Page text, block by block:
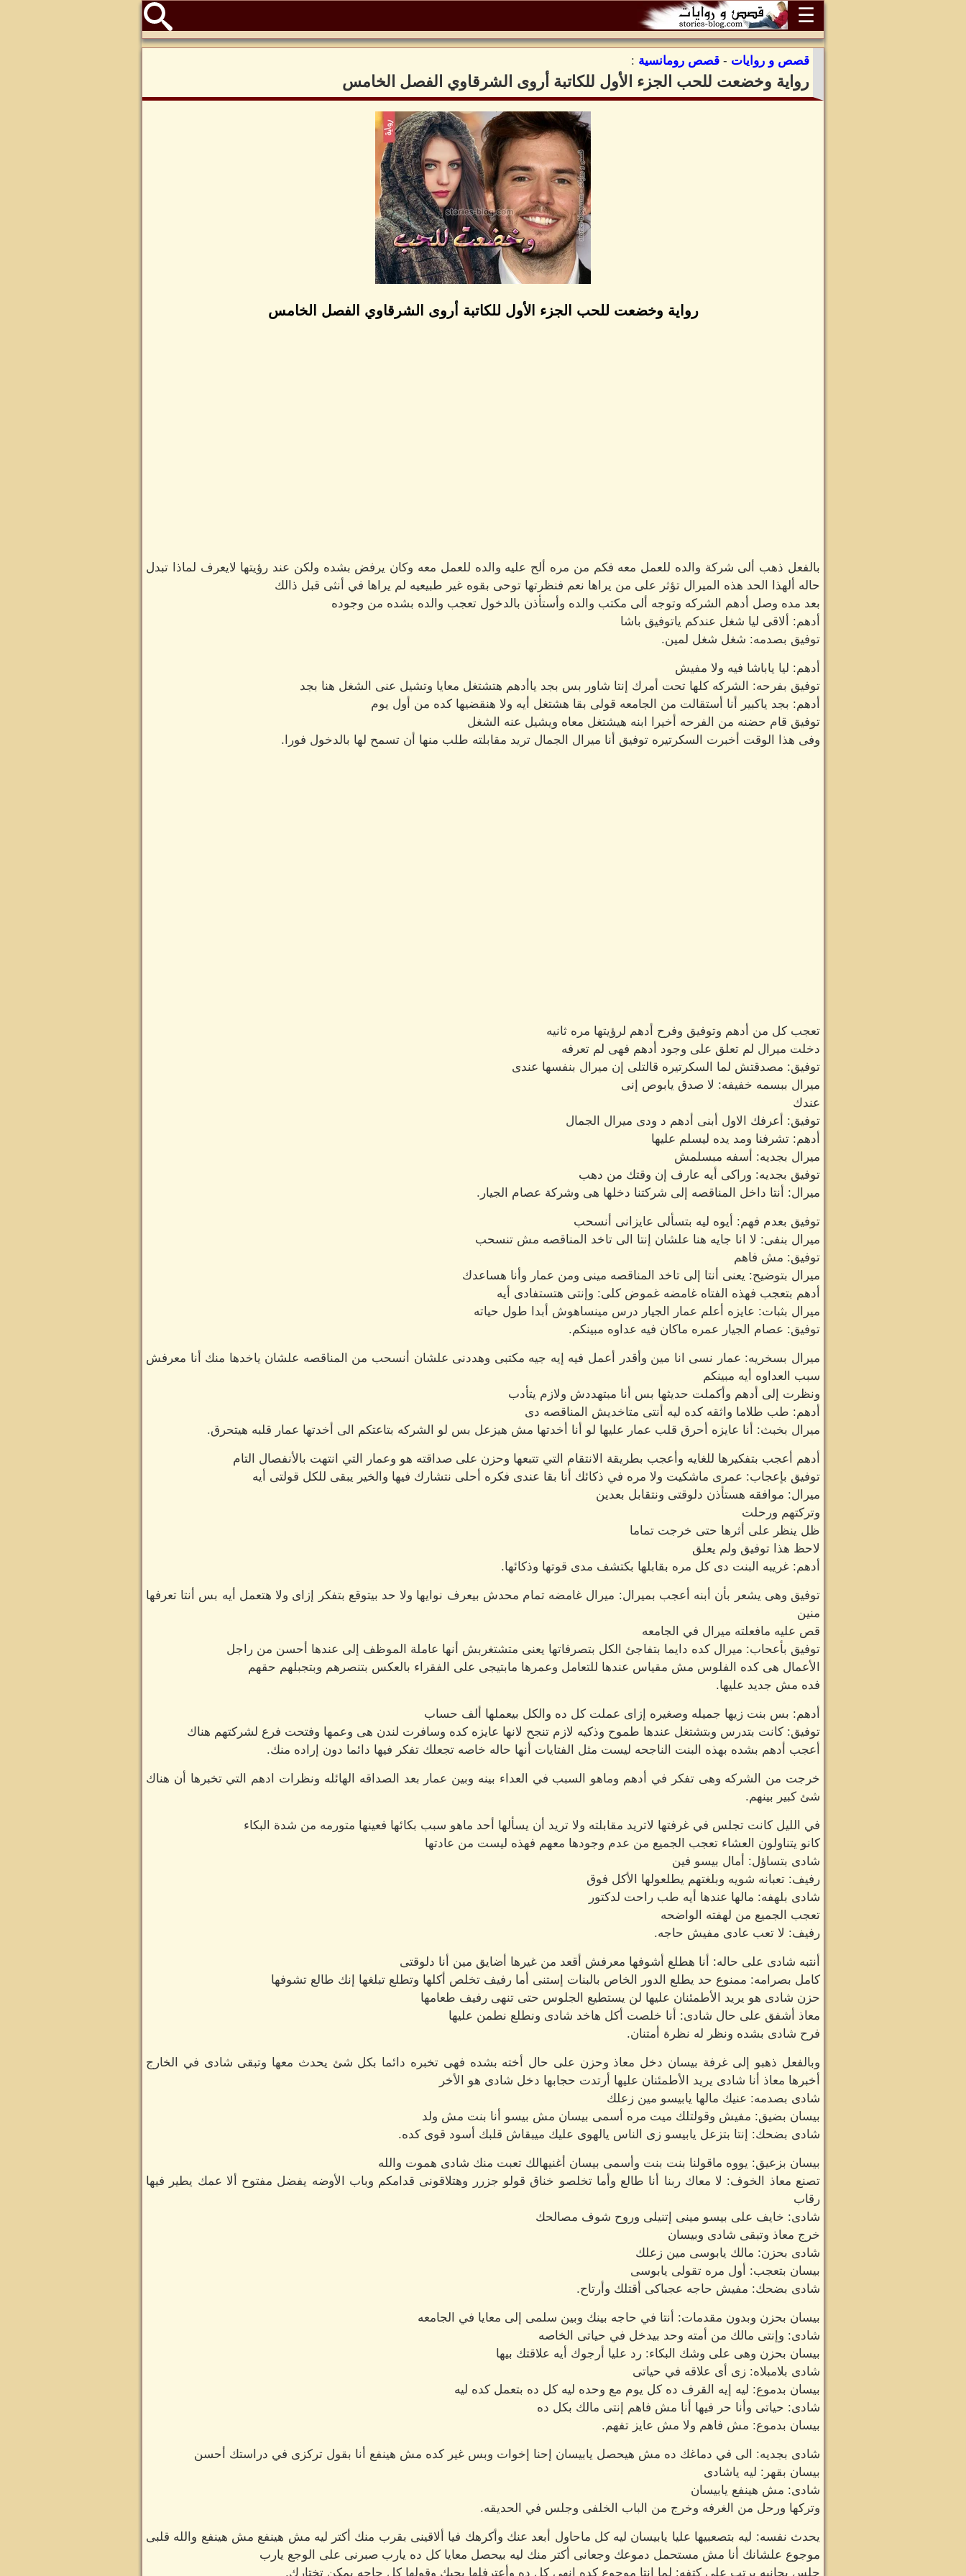
☰
قصص و روايات - قصص رومانسية :
رواية وخضعت للحب الجزء الأول للكاتبة أروى الشرقاوي الفصل الخامس
رواية وخضعت للحب الجزء الأول للكاتبة أروى الشرقاوي الفصل الخامس
بالفعل ذهب ألى شركة والده للعمل معه فكم من مره ألح عليه والده للعمل معه وكان يرفض بشده ولكن عند رؤيتها لايعرف لماذا تبدل
حاله ألهذا الحد هذه الميرال تؤثر على من يراها نعم فنظرتها توحى بقوه غير طبيعيه لم يراها في أنثى قبل ذالك
بعد مده وصل أدهم الشركه وتوجه ألى مكتب والده وأستأذن بالدخول تعجب والده بشده من وجوده
أدهم: ألاقى ليا شغل عندكم ياتوفيق باشا
توفيق بصدمه: شغل شغل لمين.
أدهم: ليا ياباشا فيه ولا مفيش
توفيق بفرحه: الشركه كلها تحت أمرك إنتا شاور بس بجد ياأدهم هتشتغل معايا وتشيل عنى الشغل هنا بجد
أدهم: بجد ياكبير أنا أستقالت من الجامعه قولى بقا هشتغل أيه ولا هنقضيها كده من أول يوم
توفيق قام حضنه من الفرحه أخيرا ابنه هيشتغل معاه ويشيل عنه الشغل
وفى هذا الوقت أخبرت السكرتيره توفيق أنا ميرال الجمال تريد مقابلته طلب منها أن تسمح لها بالدخول فورا.
تعجب كل من أدهم وتوفيق وفرح أدهم لرؤيتها مره ثانيه
دخلت ميرال لم تعلق على وجود أدهم فهى لم تعرفه
توفيق: مصدقتش لما السكرتيره قالتلى إن ميرال بنفسها عندى
ميرال ببسمه خفيفه: لا صدق يابوص إنى
عندك
توفيق: أعرفك الاول أبنى أدهم د ودى ميرال الجمال
أدهم: تشرفنا ومد يده ليسلم عليها
ميرال بجديه: أسفه مبسلمش
توفيق بجديه: وراكى أيه عارف إن وقتك من دهب
ميرال: أنتا داخل المناقصه إلى شركتنا دخلها هى وشركة عصام الجيار.
توفيق بعدم فهم: أيوه ليه بتسألى عايزانى أنسحب
ميرال بنفى: لا انا جايه هنا علشان إنتا الى تاخد المناقصه مش تنسحب
توفيق: مش فاهم
ميرال بتوضيح: يعنى أنتا إلى تاخد المناقصه مينى ومن عمار وأنا هساعدك
أدهم بتعجب فهذه الفتاه غامضه غموض كلى: وإنتى هتستفادى أيه
ميرال بثبات: عايزه أعلم عمار الجيار درس مينساهوش أبدا طول حياته
توفيق: عصام الجيار عمره ماكان فيه عداوه مبينكم.
ميرال بسخريه: عمار نسى انا مين وأقدر أعمل فيه إيه جيه مكتبى وهددنى علشان أنسحب من المناقصه علشان ياخدها منك أنا معرفش
سبب العداوه أيه مبينكم
ونظرت إلى أدهم وأكملت حديثها بس أنا مبتهددش ولازم يتأدب
أدهم: طب طلاما واثقه كده ليه أنتى متاخديش المناقصه دى
ميرال بخبث: أنا عايزه أحرق قلب عمار عليها لو أنا أخدتها مش هيزعل بس لو الشركه بتاعتكم الى أخدتها عمار قلبه هيتحرق.
أدهم أعجب بتفكيرها للغايه وأعجب بطريقة الانتقام التي تتبعها وحزن على صداقته هو وعمار التي انتهت بالأنفصال التام
توفيق بإعجاب: عمرى ماشكيت ولا مره في ذكائك أنا بقا عندى فكره أحلى نتشارك فيها والخير يبقى للكل قولتى أيه
ميرال: موافقه هستأذن دلوقتى ونتقابل بعدين
وتركتهم ورحلت
ظل ينظر على أثرها حتى خرجت تماما
لاحظ هذا توفيق ولم يعلق
أدهم: غريبه البنت دى كل مره بقابلها بكتشف مدى قوتها وذكائها.
توفيق وهى يشعر بأن أبنه أعجب بميرال: ميرال غامضه تمام محدش بيعرف نوايها ولا حد بيتوقع بتفكر إزاى ولا هتعمل أيه بس أنتا تعرفها
منين
قص عليه مافعلته ميرال في الجامعه
توفيق بأعحاب: ميرال كده دايما بتفاجئ الكل بتصرفاتها يعنى متشتغربش أنها عاملة الموظف إلى عندها أحسن من راجل
الأعمال هى كده الفلوس مش مقياس عندها للتعامل وعمرها مابتيجى على الفقراء بالعكس بتنصرهم وبتجبلهم حقهم
فده مش جديد عليها.
أدهم: بس بنت زيها جميله وصغيره إزاى عملت كل ده والكل بيعملها ألف حساب
توفيق: كانت بتدرس وبتشتغل عندها طموح وذكيه لازم تنجح لانها عايزه كده وسافرت لندن هى وعمها وفتحت فرع لشركتهم هناك
أعجب أدهم بشده بهذه البنت الناجحه ليست مثل الفتايات أنها حاله خاصه تجعلك تفكر فيها دائما دون إراده منك.
خرجت من الشركه وهى تفكر في أدهم وماهو السبب في العداء بينه وبين عمار بعد الصداقه الهائله ونظرات ادهم التي تخبرها أن هناك
شئ كبير بينهم.
في الليل كانت تجلس في غرفتها لاتريد مقابلته ولا تريد أن يسألها أحد ماهو سبب بكائها فعينها متورمه من شدة البكاء
كانو يتناولون العشاء تعجب الجميع من عدم وجودها معهم فهذه ليست من عادتها
شادى بتساؤل: أمال بيسو فين
رفيف: تعبانه شويه وبلغتهم يطلعولها الأكل فوق
شادى بلهفه: مالها عندها أيه طب راحت لدكتور
تعجب الجميع من لهفته الواضحه
رفيف: لا تعب عادى مفيش حاجه.
أنتبه شادى على حاله: أنا هطلع أشوفها معرفش أقعد من غيرها أضايق مين أنا دلوقتى
كامل بصرامه: ممنوع حد يطلع الدور الخاص بالبنات إستنى أما رفيف تخلص أكلها وتطلع تبلغها إنك طالع تشوفها
حزن شادى هو يريد الأطمئنان عليها لن يستطيع الجلوس حتى تنهى رفيف طعامها
معاذ أشفق على حال شادى: أنا خلصت أكل هاخد شادى ونطلع نطمن عليها
فرح شادى بشده ونظر له نظرة أمتنان.
وبالفعل ذهبو إلى غرفة بيسان دخل معاذ وحزن على حال أخته بشده فهى تخبره دائما بكل شئ يحدث معها وتبقى شادى في الخارج
أخبرها معاذ أنا شادى يريد الأطمئنان عليها أرتدت حجابها دخل شادى هو الأخر
شادى بصدمه: عنيك مالها يابيسو مين زعلك
بيسان بضيق: مفيش وقولتلك ميت مره أسمى بيسان مش بيسو أنا بنت مش ولد
شادى بضحك: إنتا بتزعل يابيسو زى الناس يالهوى عليك ميبقاش قلبك أسود قوى كده.
بيسان بزعيق: يووه ماقولنا بنت بنت وأسمى بيسان أغنيهالك تعبت منك شادى هموت والله
تصنع معاذ الخوف: لا معاك ربنا أنا طالع وأما تخلصو خناق قولو جزرر وهتلاقونى قدامكم وباب الأوضه يفضل مفتوح ألا عمك يطير فيها
رقاب
شادى: خايف على بيسو مينى إتنيلى وروح شوف مصالحك
خرج معاذ وتبقى شادى وبيسان
شادى بحزن: مالك يابوسى مين زعلك
بيسان بتعجب: أول مره تقولى يابوسى
شادى بضحك: مفيش حاجه عجباكى أقتلك وأرتاح.
بيسان بحزن وبدون مقدمات: أنتا في حاجه بينك وبين سلمى إلى معايا في الجامعه
شادى: وإنتى مالك من أمته وحد بيدخل في حياتى الخاصه
بيسان بحزن وهى على وشك البكاء: رد عليا أرجوك أيه علاقتك بيها
شادى بلامبلاه: زى أى علاقه في حياتى
بيسان بدموع: ليه إيه القرف ده كل يوم مع وحده ليه كل ده بتعمل كده ليه
شادى: حياتى وأنا حر فيها أنا مش فاهم إنتى مالك بكل ده
بيسان بدموع: مش فاهم ولا مش عايز تفهم.
شادى بجديه: الى في دماغك ده مش هيحصل يابيسان إحنا إخوات وبس غير كده مش هينفع أنا بقول تركزى في دراستك أحسن
بيسان بقهر: ليه ياشادى
شادى: مش هينفع يابيسان
وتركها ورحل من الغرفه وخرج من الباب الخلفى وجلس في الحديقه.
يحدث نفسه: ليه بتصعبيها عليا يابيسان ليه كل ماحاول أبعد عنك وأكرهك فيا ألاقينى بقرب منك أكتر ليه مش هينفع مش هينفع والله قلبى
موجوع علشانك أنا مش مستحمل دموعك وجعانى أكتر منك ليه بيحصل معايا كل ده يارب صبرنى على الوجع يارب
جلس بجانبه يرتب على كتفه: لما إنتا موجوع كده إنهى كل ده وأعترفلها بحبك وقولها كل حاجه يمكن تختارك.